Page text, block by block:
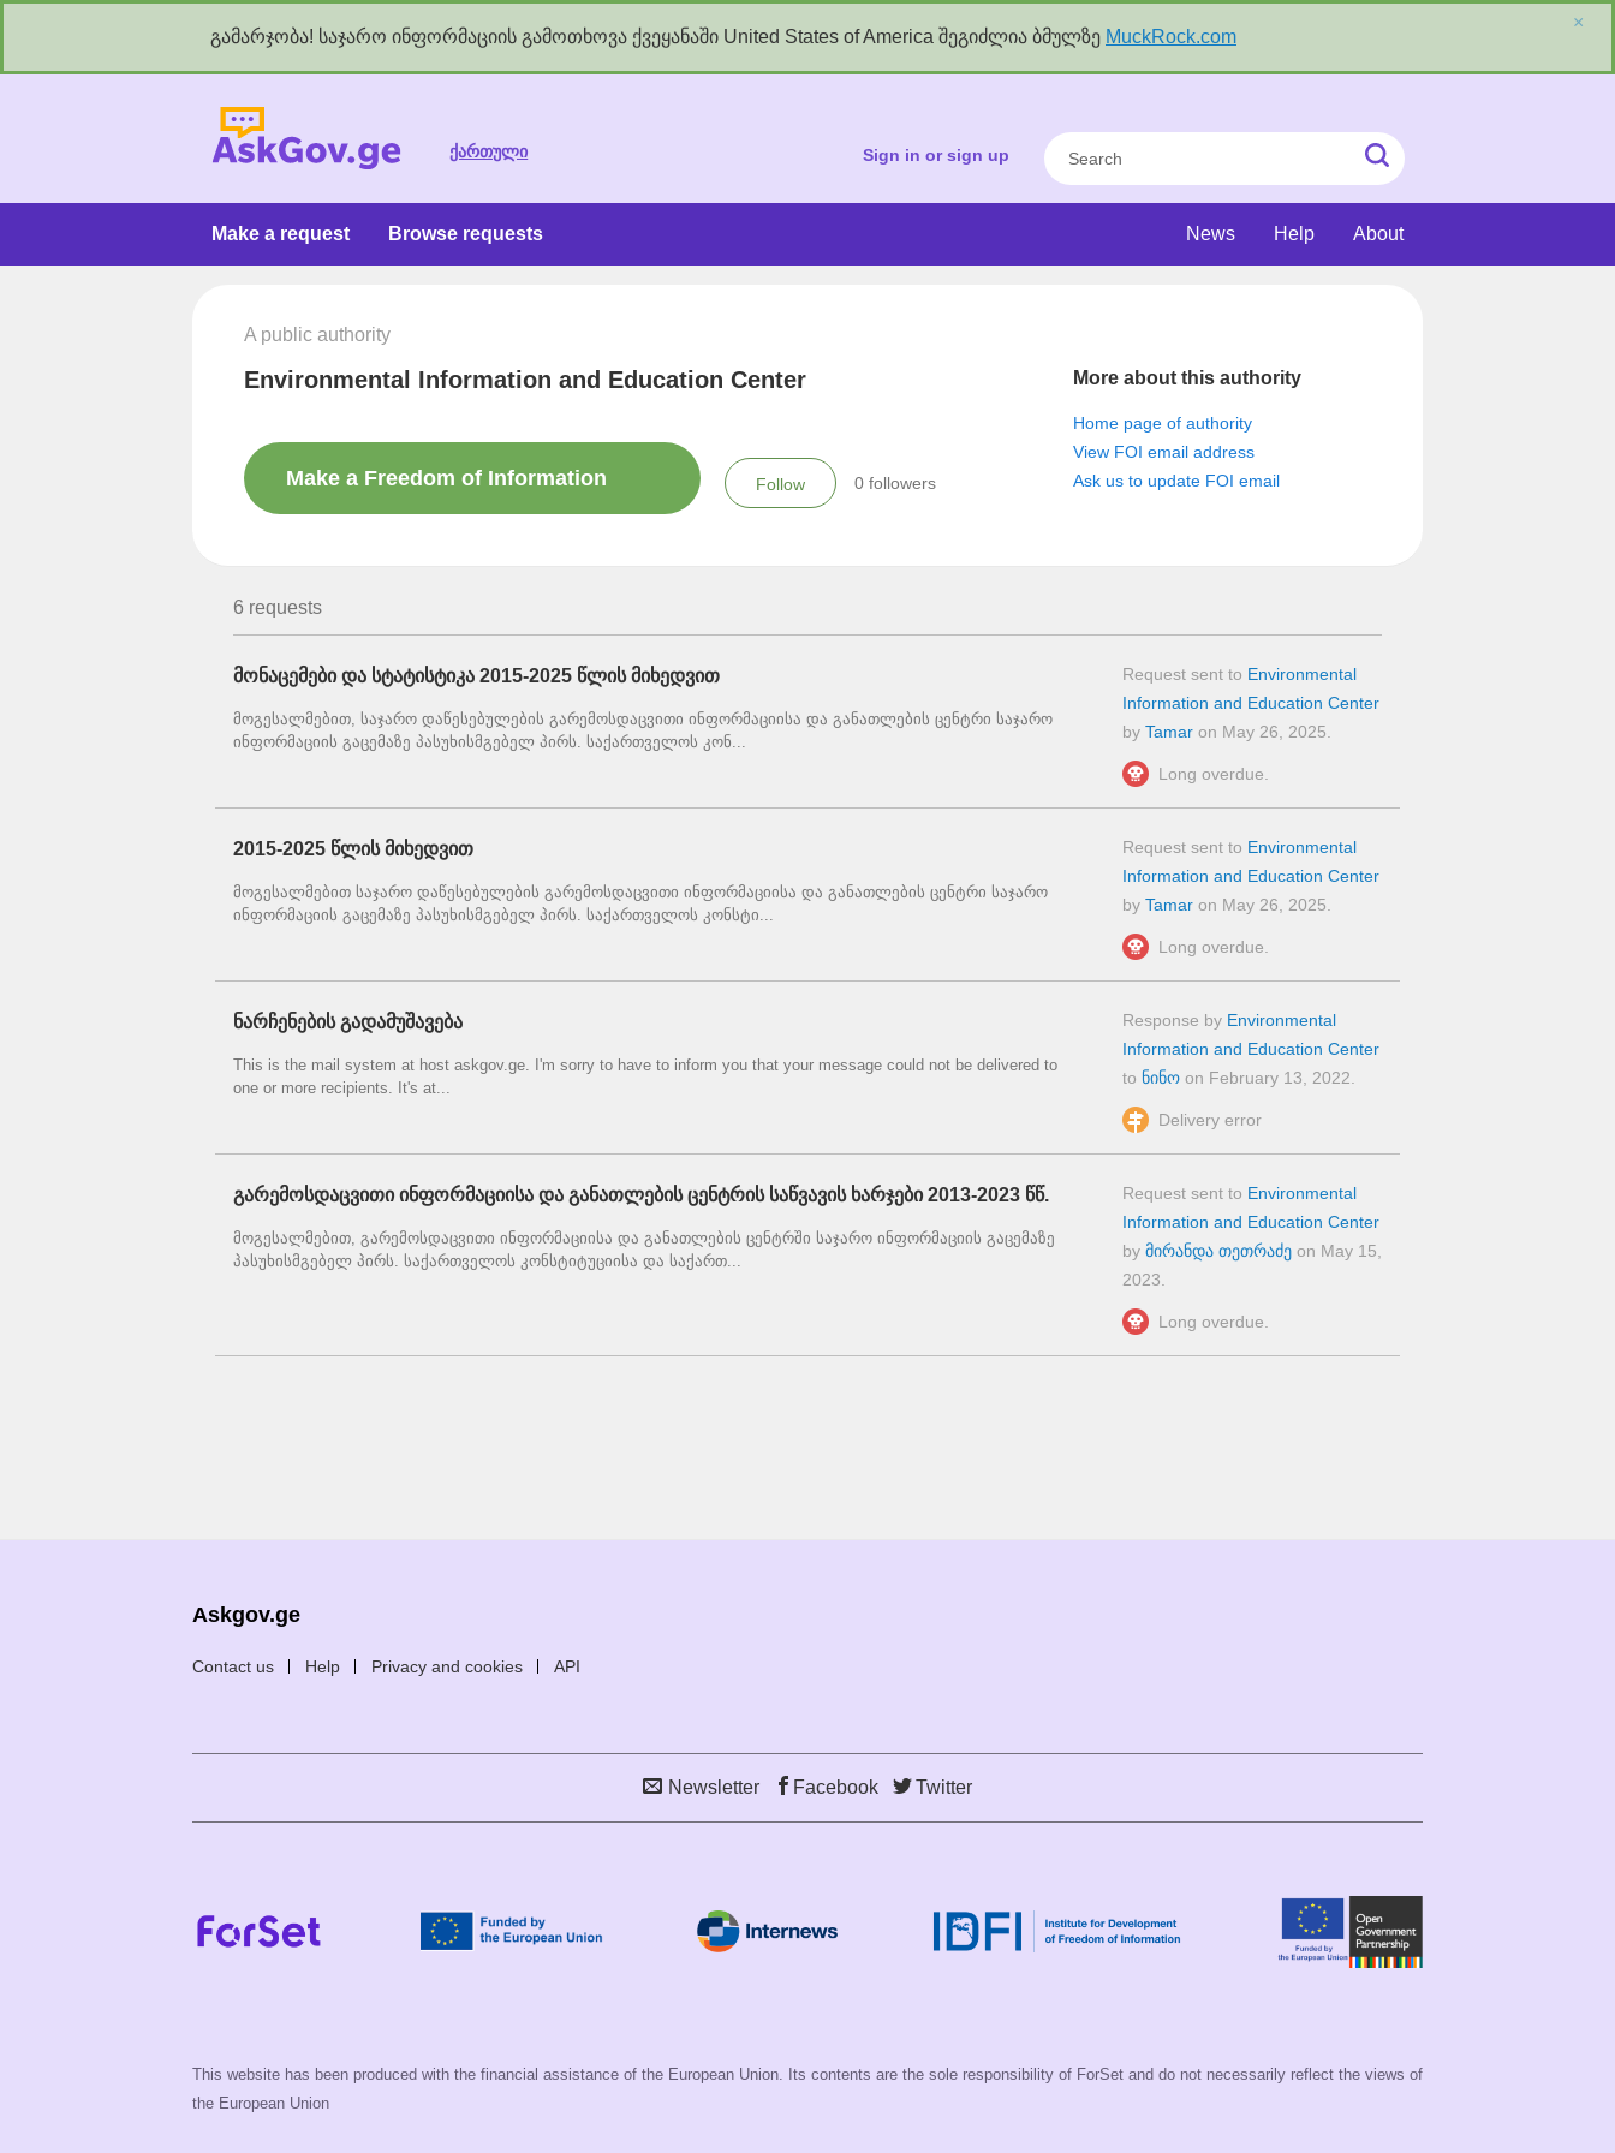
გამარჯობა! საჯარო ინფორმაციის გამოთხოვა ქვეყანაში United States of America შეგიძლია ბმულზე MuckRock.com
×
ქართული Search
Submit
Search
Sign in or sign up
Make a request Browse requests About
Help
News
A public authority
Environmental Information and Education Center
Make a Freedom of Information Follow 0 followers
More about this authority
Home page of authority
View FOI email address
Ask us to update FOI email
6 requests
მონაცემები და სტატისტიკა 2015-2025 წლის მიხედვით
მოგესალმებით, საჯარო დაწესებულების გარემოსდაცვითი ინფორმაციისა და განათლების ცენტრი საჯარო
ინფორმაციის გაცემაზე პასუხისმგებელ პირს. საქართველოს კონ...
Request sent to Environmental
Information and Education Center
by Tamaron May 26, 2025
Long overdue.
2015-2025 წლის მიხედვით
მოგესალმებით საჯარო დაწესებულების გარემოსდაცვითი ინფორმაციისა და განათლების ცენტრი საჯარო
ინფორმაციის გაცემაზე პასუხისმგებელ პირს. საქართველოს კონსტი...
Request sent to Environmental
Information and Education Center
by Tamaron May 26, 2025
Long overdue.
ნარჩენების გადამუშავება
This is the mail system at host askgov.ge. I'm sorry to have to inform you that your message could not be delivered to
one or more recipients. It's at...
Response by Environmental
Information and Education Center
to ნინოon February 13, 2022
Delivery error
გარემოსდაცვითი ინფორმაციისა და განათლების ცენტრის საწვავის ხარჯები 2013-2023 წწ.
მოგესალმებით, გარემოსდაცვითი ინფორმაციისა და განათლების ცენტრში საჯარო ინფორმაციის გაცემაზე
პასუხისმგებელ პირს. საქართველოს კონსტიტუციისა და საქართ...
Request sent to Environmental
Information and Education Center
by მირანდა თეთრაძეon May 15,
2023
Long overdue.
Askgov.ge
Contact us Help Privacy and cookies API
Newsletter Facebook Twitter
This website has been produced with the financial assistance of the European Union. Its contents are the sole responsibility of ForSet and do not necessarily reflect the views of
the European Union